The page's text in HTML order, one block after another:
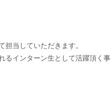
当していただきます。
るインターン生として活躍頂く事